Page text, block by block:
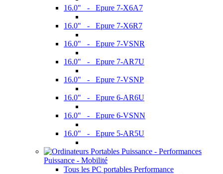
16.0" - Epure 7-X6A7
16.0" - Epure 7-X6R7
16.0" - Epure 7-VSNR
16.0" - Epure 7-AR7U
16.0" - Epure 7-VSNP
16.0" - Epure 6-AR6U
16.0" - Epure 6-VSNN
16.0" - Epure 5-AR5U
Puissance - Mobilité
Tous les PC portables Performance